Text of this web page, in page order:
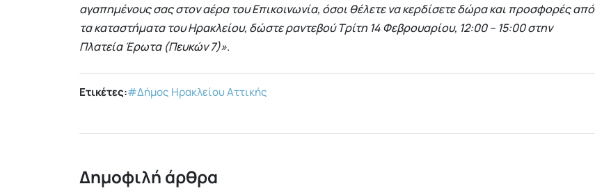
αγαπημένους σας στον αέρα του Επικοινωνία, όσοι θέλετε να κερδίσετε δώρα και προσφορές από
τα καταστήματα του Ηρακλείου, δώστε ραντεβού Τρίτη 14 Φεβρουαρίου, 12:00 – 15:00 στην
Πλατεία Έρωτα (Πευκών 7)».
Ετικέτες:#Δήμος Ηρακλείου Αττικής
Δημοφιλή άρθρα